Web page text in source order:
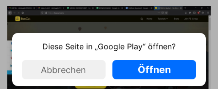
Diese Seite in „Google Play“ öffnen?
Abbrechen Öffnen